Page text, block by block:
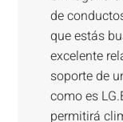
de
que estás
excelente
soporte de
como es
permitirá